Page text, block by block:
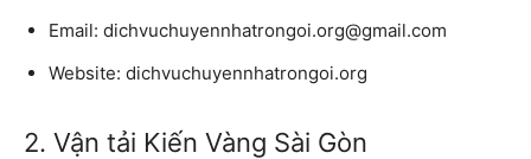
Email: dichvuchuyennhatrongoi.org@gmail.com
Website: dichvuchuyennhatrongoi.org
2. Vận tải Kiến Vàng Sài Gòn